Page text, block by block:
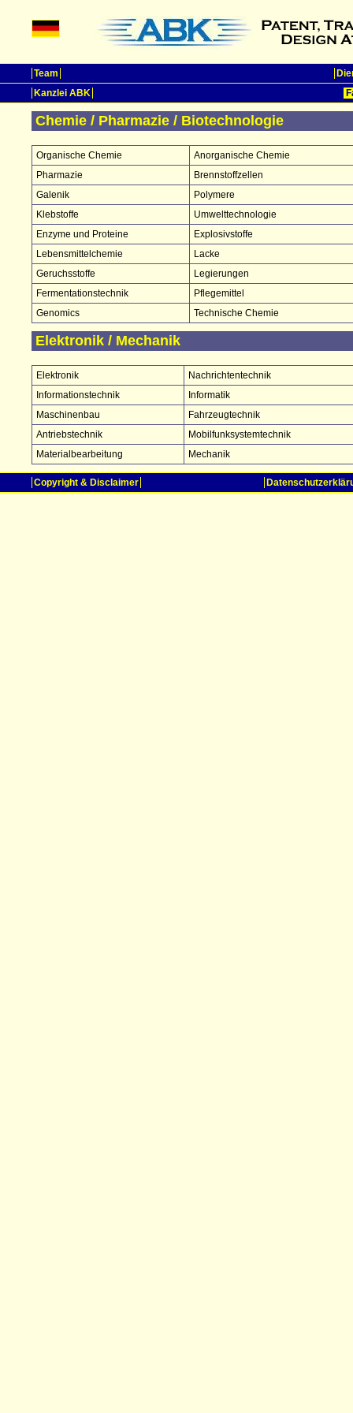
Team
Kanzlei ABK
Chemie / Pharmazie / Biotechnologie
Organische Chemie
Anorganische Chemie
Pharmazie
Brennstoffzellen
Galenik
Polymere
Klebstoffe
Umwelttechnologie
Enzyme und Proteine
Explosivstoffe
Lebensmittelchemie
Lacke
Geruchsstoffe
Legierungen
Fermentationstechnik
Pflegemittel
Genomics
Technische Chemie
Elektronik / Mechanik
Elektronik
Nachrichtentechnik
Informationstechnik
Informatik
Maschinenbau
Fahrzeugtechnik
Antriebstechnik
Mobilfunksystemtechnik
Materialbearbeitung
Mechanik
Copyright & Disclaimer